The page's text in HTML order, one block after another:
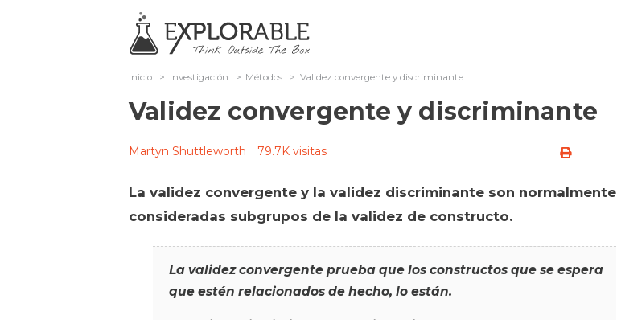
Inicio > Investigación > Métodos > Validez convergente y discriminante
Validez convergente y discriminante
Martyn Shuttleworth 79.7K visitas
La validez convergente y la validez discriminante son normalmente
consideradas subgrupos de la validez de constructo.
La validez convergente prueba que los constructos que se espera
que estén relacionados de hecho, lo están.